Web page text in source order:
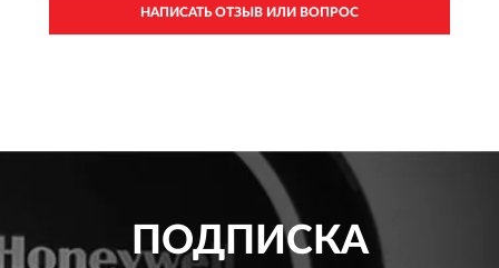
НАПИСАТЬ ОТЗЫВ ИЛИ ВОПРОС
ПОДПИСКА